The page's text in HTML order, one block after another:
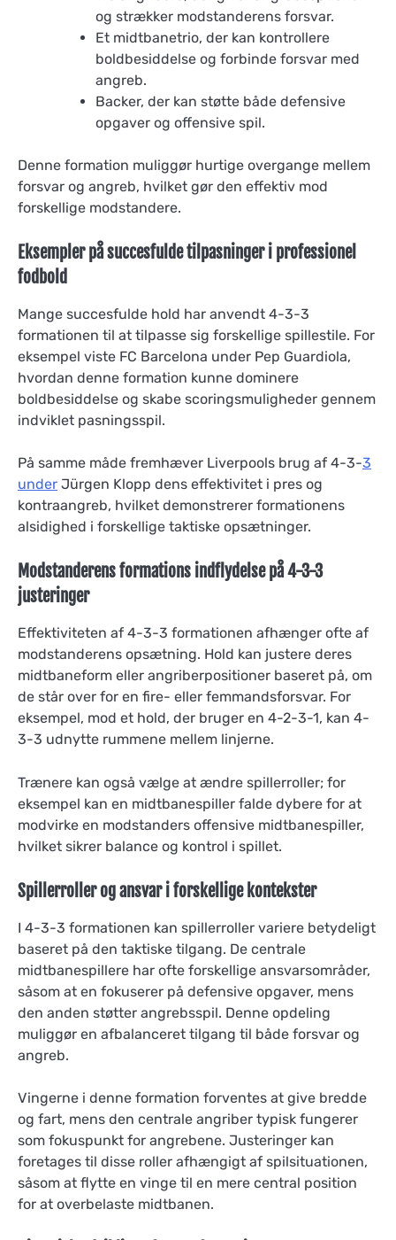
og strækker modstanderens forsvar.
Et midtbanetrio, der kan kontrollere
boldbesiddelse og forbinde forsvar med
angreb.
Backer, der kan støtte både defensive
opgaver og offensive spil.
Denne formation muliggør hurtige overgange mellem
forsvar og angreb, hvilket gør den effektiv mod
forskellige modstandere.
Eksempler på succesfulde tilpasninger i professionel
fodbold
Mange succesfulde hold har anvendt 4-3-3
formationen til at tilpasse sig forskellige spillestile. For
eksempel viste FC Barcelona under Pep Guardiola,
hvordan denne formation kunne dominere
boldbesiddelse og skabe scoringsmuligheder gennem
indviklet pasningsspil.
På samme måde fremhæver Liverpools brug af 4-3-3
under Jürgen Klopp dens effektivitet i pres og
kontraangreb, hvilket demonstrerer formationens
alsidighed i forskellige taktiske opsætninger.
Modstanderens formations indflydelse på 4-3-3
justeringer
Effektiviteten af 4-3-3 formationen afhænger ofte af
modstanderens opsætning. Hold kan justere deres
midtbaneform eller angriberpositioner baseret på, om
de står over for en fire- eller femmandsforsvar. For
eksempel, mod et hold, der bruger en 4-2-3-1, kan 4-
3-3 udnytte rummene mellem linjerne.
Trænere kan også vælge at ændre spillerroller; for
eksempel kan en midtbanespiller falde dybere for at
modvirke en modstanders offensive midtbanespiller,
hvilket sikrer balance og kontrol i spillet.
Spillerroller og ansvar i forskellige kontekster
I 4-3-3 formationen kan spillerroller variere betydeligt
baseret på den taktiske tilgang. De centrale
midtbanespillere har ofte forskellige ansvarsområder,
såsom at en fokuserer på defensive opgaver, mens
den anden støtter angrebsspil. Denne opdeling
muliggør en afbalanceret tilgang til både forsvar og
angreb.
Vingerne i denne formation forventes at give bredde
og fart, mens den centrale angriber typisk fungerer
som fokuspunkt for angrebene. Justeringer kan
foretages til disse roller afhængigt af spilsituationen,
såsom at flytte en vinge til en mere central position
for at overbelaste midtbanen.